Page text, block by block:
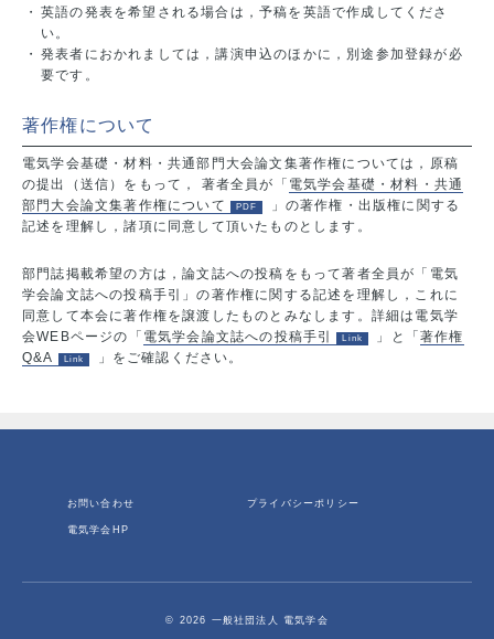
・ 英語の発表を希望される場合は，予稿を英語で作成してくださ
い。
・ 発表者におかれましては，講演申込のほかに，別途参加登録が必
要です。
著作権について
電気学会基礎・材料・共通部門大会論文集著作権については，原稿
の提出（送信）をもって， 著者全員が「 電気学会基礎・材料・共通
部門大会論文集著作権について
」の著作権・出版権に関する
記述を理解し，諸項に同意して頂いたものとします。
部門誌掲載希望の方は，論文誌への投稿をもって著者全員が「電気
学会論文誌への投稿手引」の著作権に関する記述を理解し，これに
同意して本会に著作権を譲渡したものとみなします。詳細は電気学
会WEBページの「 電気学会論文誌への投稿手引 」と「著作権
Q&A
」をご確認ください。
お問い合わせ プライバシーポリシー
電気学会HP
© 2026 一般社団法人 電気学会